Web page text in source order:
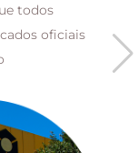
todos
oficiais